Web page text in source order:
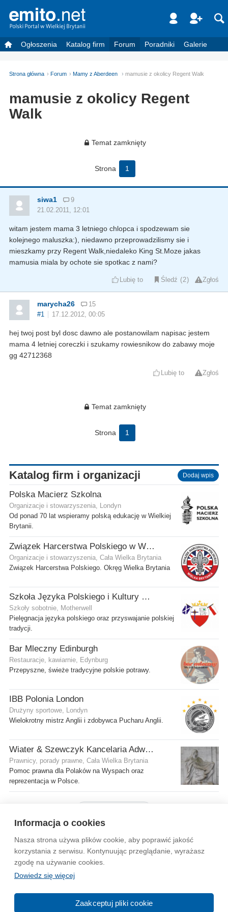
Informacja o cookies
Nasza strona używa plików cookie, aby poprawić jakość
korzystania z serwisu. Kontynuując przeglądanie, wyrażasz
zgodę na używanie cookies.
Dowiedz się więcej
Zaakceptuj pliki cookie
Ogłoszenia Katalog firm Forum Poradniki Galerie
Strona główna Forum Mamy z Aberdeen mamusie z okolicy Regent Walk
mamusie z okolicy Regent
Walk
Temat zamknięty
Strona 1
siwa1
9
21.02.2011, 12:01
witam jestem mama 3 letniego chlopca i spodzewam sie
kolejnego maluszka:), niedawno przeprowadzilismy sie i
mieszkamy przy Regent Walk,niedaleko King St.Moze jakas
mamusia miala by ochote sie spotkac z nami?
Lubię to Śledź 2 Zgłoś
marycha26
15
#1
17.12.2012, 00:05
hej twoj post byl dosc dawno ale postanowilam napisac jestem
mama 4 letniej coreczki i szukamy rowiesnikow do zabawy moje
gg 42712368
Lubię to Zgłoś
Temat zamknięty
Strona 1
Katalog firm i organizacji Dodaj wpis
Polska Macierz Szkolna
Organizacje i stowarzyszenia, Londyn
Od ponad 70 lat wspieramy polską edukację w Wielkiej
Brytanii.
Związek Harcerstwa Polskiego w Wielkiej Brytanii
Organizacje i stowarzyszenia, Cała Wielka Brytania
Związek Harcerstwa Polskiego. Okręg Wielka Brytania
Szkoła Języka Polskiego i Kultury w Motherwell
Szkoły sobotnie, Motherwell
Pielęgnacja języka polskiego oraz przyswajanie polskiej
tradycji.
Bar Mleczny Edinburgh
Restauracje, kawiarnie, Edynburg
Przepyszne, świeże tradycyjne polskie potrawy.
IBB Polonia London
Drużyny sportowe, Londyn
Wielokrotny mistrz Anglii i zdobywca Pucharu Anglii.
Wiater & Szewczyk Kancelaria Adwokacka
Prawnicy, porady prawne, Cała Wielka Brytania
Pomoc prawna dla Polaków na Wyspach oraz
reprezentacja w Polsce.
Wytyczne dla społeczności Regulamin Prywatność
Reklama Kontakt